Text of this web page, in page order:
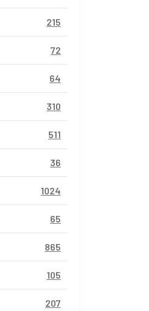
215
72
64
310
511
36
1024
65
865
105
207